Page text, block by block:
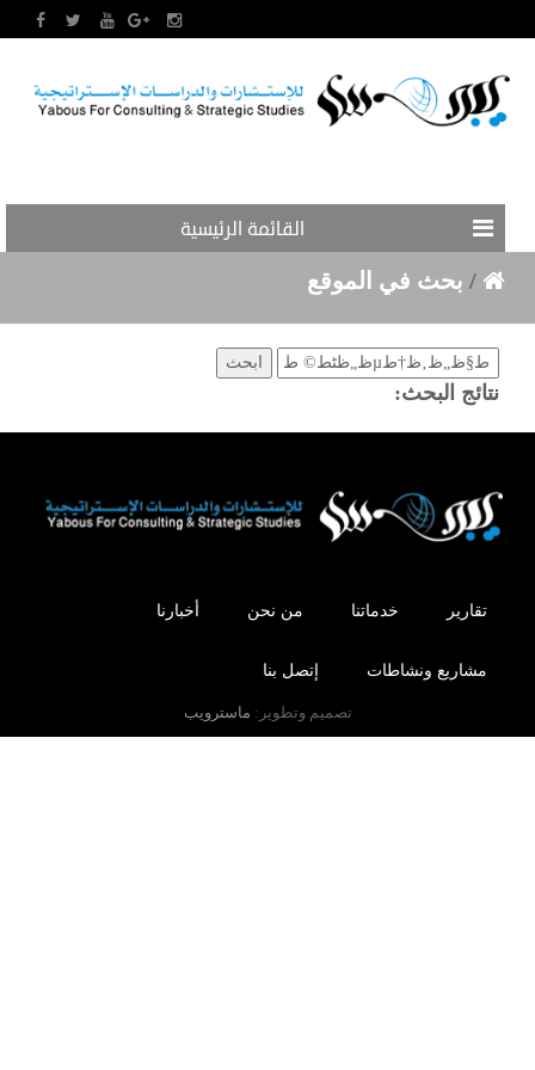
القائمة الرئيسية
/ بحث في الموقع
نتائج البحث:
تقارير خدماتنا من نحن أخبارنا
مشاريع ونشاطات إتصل بنا
تصميم وتطوير: ماسترويب